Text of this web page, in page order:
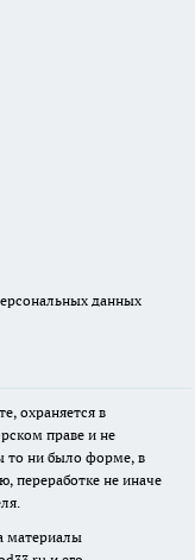
данных
охраняется в
праве и не
то ни было форме, в
переработке не иначе
материалы